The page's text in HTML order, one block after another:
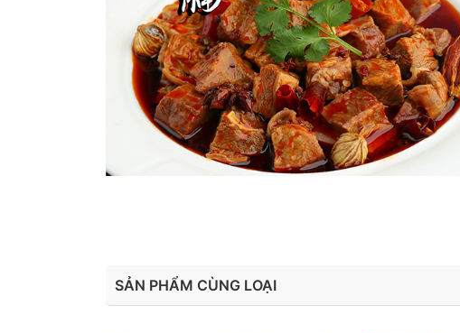
SẢN PHẨM CÙNG LOẠI